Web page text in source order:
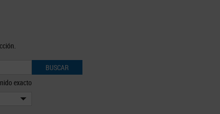
BUSCAR
exacto